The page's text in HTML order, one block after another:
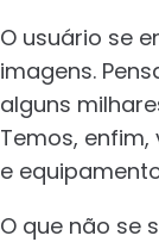
O usuário se
imagens.
alguns
Temos,
e
O que não se